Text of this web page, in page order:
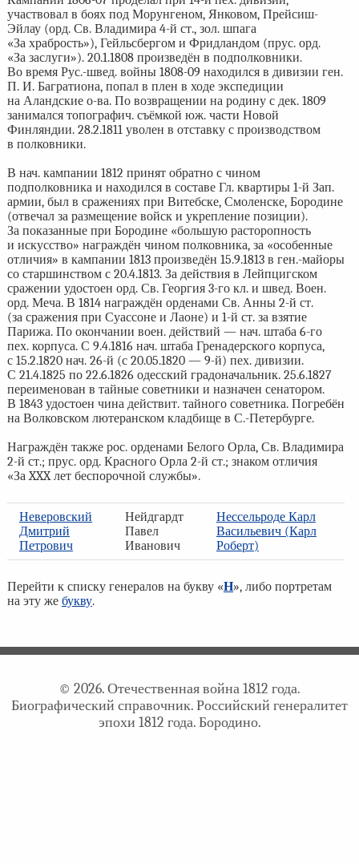
участвовал в боях под Морунгеном, Янковом, Прейсиш-
Эйлау (орд. Св. Владимира 4-й ст., зол. шпага
«За храбрость»), Гейльсбергом и Фридландом (прус. орд.
«За заслуги»). 20.1.1808 произведён в подполковники.
Во время Рус.-швед. войны 1808-09 находился в дивизии ген.
П. И. Багратиона, попал в плен в ходе экспедиции
на Аландские о-ва. По возвращении на родину с дек. 1809
занимался топографич. съёмкой юж. части Новой
Финляндии. 28.2.1811 уволен в отставку с производством
в полковники.
В нач. кампании 1812 принят обратно с чином
подполковника и находился в составе Гл. квартиры 1-й Зап.
армии, был в сражениях при Витебске, Смоленске, Бородине
(отвечал за размещение войск и укрепление позиции).
За показанные при Бородине «большую расторопность
и искусство» награждён чином полковника, за «особенные
отличия» в кампании 1813 произведён 15.9.1813 в ген.-майоры
со старшинством с 20.4.1813. За действия в Лейпцигском
сражении удостоен орд. Св. Георгия 3-го кл. и швед. Воен.
орд. Меча. В 1814 награждён орденами Св. Анны 2-й ст.
(за сражения при Суассоне и Лаоне) и 1-й ст. за взятие
Парижа. По окончании воен. действий — нач. штаба 6-го
пех. корпуса. С 9.4.1816 нач. штаба Гренадерского корпуса,
с 15.2.1820 нач. 26-й (с 20.05.1820 — 9-й) пех. дивизии.
С 21.4.1825 по 22.6.1826 одесский градоначальник. 25.6.1827
переименован в тайные советники и назначен сенатором.
В 1843 удостоен чина действит. тайного советника. Погребён
на Волковском лютеранском кладбище в С.-Петербурге.
Награждён также рос. орденами Белого Орла, Св. Владимира
2-й ст.; прус. орд. Красного Орла 2-й ст.; знаком отличия
«За XXX лет беспорочной службы».
Неверовский
Дмитрий
Петрович
Нейдгардт
Павел
Иванович
Нессельроде Карл
Васильевич (Карл
Роберт)
Перейти к списку генералов на букву «Н», либо портретам
на эту же букву.
© 2026. Отечественная война 1812 года.
Биографический справочник. Российский генералитет
эпохи 1812 года. Бородино.